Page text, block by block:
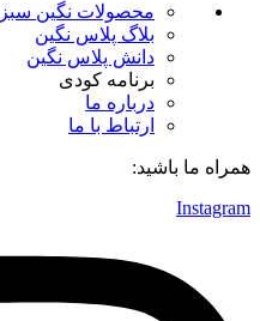
محصولات نگین سبز
بلاگ پلاس نگین
دانش پلاس نگین
برنامه کودی
درباره ما
ارتباط با ما
همراه ما باشید:
Instagram